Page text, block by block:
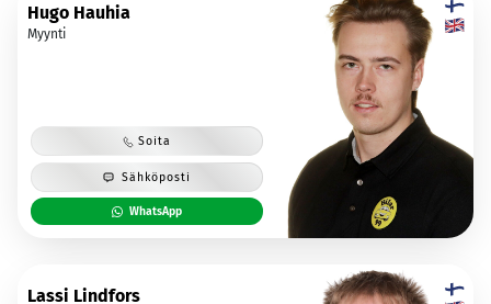
Hugo Hauhia
Myynti
Soita
Sähköposti
WhatsApp
Lassi Lindfors